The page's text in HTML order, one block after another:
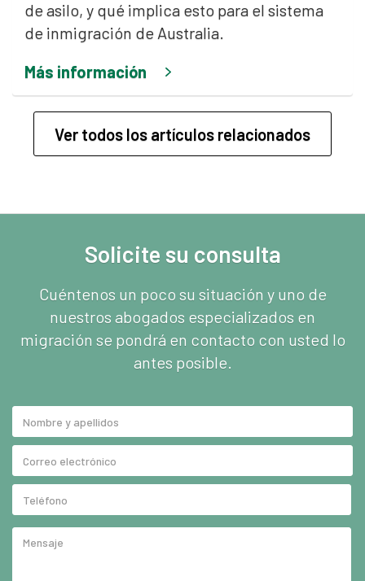
de asilo, y qué implica esto para el sistema
de inmigración de Australia.
Más información
Ver todos los artículos relacionados
Solicite su consulta
Cuéntenos un poco su situación y uno de
nuestros abogados especializados en
migración se pondrá en contacto con usted lo
antes posible.